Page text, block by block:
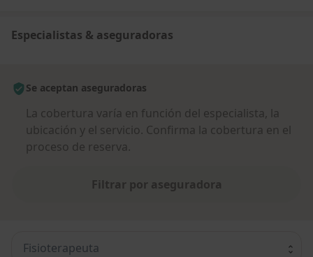
Especialistas & aseguradoras
Se aceptan aseguradoras
La cobertura varía en función del especialista, la
ubicación y el servicio. Confirma la cobertura en el
proceso de reserva.
Filtrar por aseguradora
Fisioterapeuta